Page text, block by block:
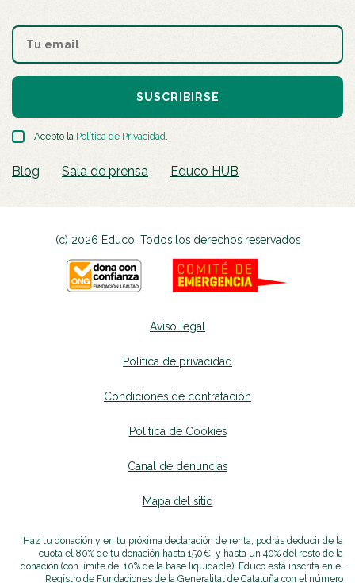
SUSCRIBIRSE
Acepto la Política de Privacidad.
Blog Sala de prensa Educo HUB
(c) 2026 Educo. Todos los derechos reservados
Aviso legal
Política de privacidad
Condiciones de contratación
Política de Cookies
Canal de denuncias
Mapa del sitio
Haz tu donación y en tu próxima declaración de renta, podrás deducir de la
cuota el 80% de tu donación hasta 150€, y hasta un 40% del resto de la
donación (con límite del 10% de la base liquidable). Educo está inscrita en el
Registro de Fundaciones de la Generalitat de Cataluña con el número